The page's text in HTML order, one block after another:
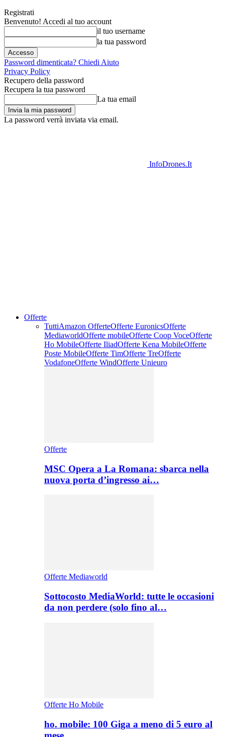
Registrati
Benvenuto! Accedi al tuo account
il tuo username
la tua password
Password dimenticata? Chiedi Aiuto
Privacy Policy
Recupero della password
Recupera la tua password
La tua email
La password verrà inviata via email.
InfoDrones.It
Offerte
TuttiAmazon OfferteOfferte EuronicsOfferte
MediaworldOfferte mobileOfferte Coop VoceOfferte
Ho MobileOfferte IliadOfferte Kena MobileOfferte
Poste MobileOfferte TimOfferte TreOfferte
VodafoneOfferte WindOfferte Unieuro
Offerte
MSC Opera a La Romana: sbarca nella
nuova porta d’ingresso ai…
Offerte Mediaworld
Sottocosto MediaWorld: tutte le occasioni
da non perdere (solo fino al…
Offerte Ho Mobile
ho. mobile: 100 Giga a meno di 5 euro al